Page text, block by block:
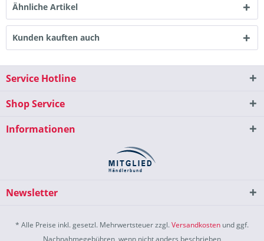
Ähnliche Artikel
Kunden kauften auch
Service Hotline
Shop Service
Informationen
Newsletter
* Alle Preise inkl. gesetzl. Mehrwertsteuer zzgl.Versandkosten und ggf.